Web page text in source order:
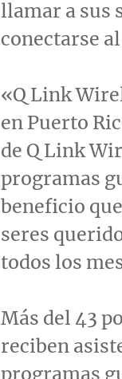
llamar a sus
conectarse
«Q Link
en Puerto
de Q Link
programas
beneficio
seres
todos los
Más del 43
reciben
programas